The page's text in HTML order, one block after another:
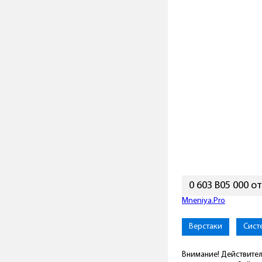
0 603 B05 000
Mneniya.Pro
Верстаки
Внимание!